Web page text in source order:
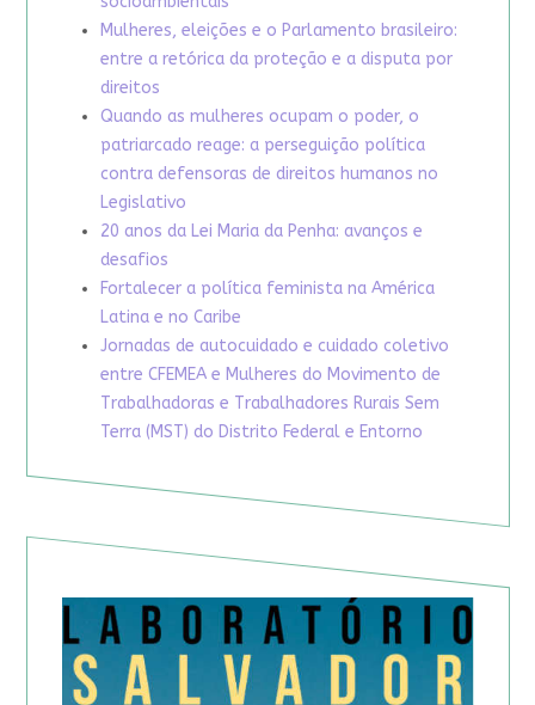
Mulheres, eleições e o Parlamento brasileiro:
entre a retórica da proteção e a disputa por
direitos
Quando as mulheres ocupam o poder, o
patriarcado reage: a perseguição política
contra defensoras de direitos humanos no
Legislativo
20 anos da Lei Maria da Penha: avanços e
desafios
Fortalecer a política feminista na América
Latina e no Caribe
Jornadas de autocuidado e cuidado coletivo
entre CFEMEA e Mulheres do Movimento de
Trabalhadoras e Trabalhadores Rurais Sem
Terra (MST) do Distrito Federal e Entorno